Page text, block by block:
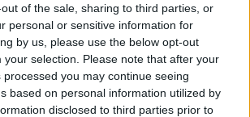
of the sale, sharing to third parties, or
personal or sensitive information for
by us, please use the below opt-out
your selection. Please note that after your
you may continue seeing
based on personal information utilized by
disclosed to third parties prior to
εδαφίου ελέγχεται από τον
υπεύθυνο της μονάδας μέσω της
εφαρμογής της παρ. 1α του
4816/2021 (Α’ 118), τηρουμένων και
του ανωτέρω άρθρου.